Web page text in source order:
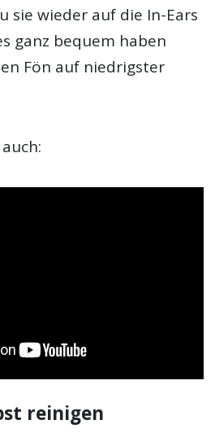
sie wieder auf die In-Ears
ganz bequem haben
Fön auf niedrigster
reinigen